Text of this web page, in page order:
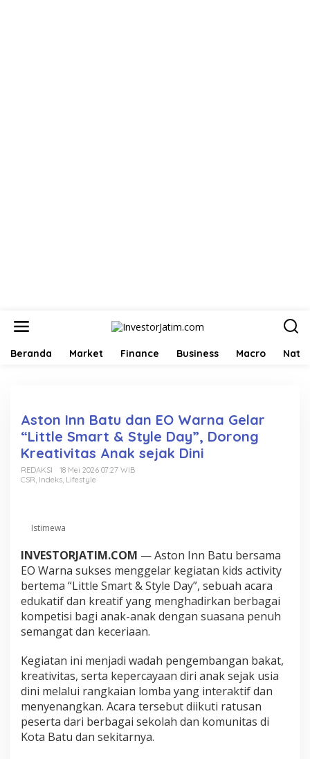
Beranda Market Finance Business Macro
Aston Inn Batu dan EO Warna Gelar
“Little Smart & Style Day”, Dorong
Kreativitas Anak sejak Dini
REDAKSI
18 Mei 2026 07:27 WIB
CSR, Indeks, Lifestyle
Istimewa
INVESTORJATIM.COM — Aston Inn Batu bersama
EO Warna sukses menggelar kegiatan kids activity
bertema “Little Smart & Style Day”, sebuah acara
edukatif dan kreatif yang menghadirkan berbagai
kompetisi bagi anak-anak dengan suasana penuh
semangat dan keceriaan.
Kegiatan ini menjadi wadah pengembangan bakat,
kreativitas, serta kepercayaan diri anak sejak usia
dini melalui rangkaian lomba yang interaktif dan
menyenangkan. Acara tersebut diikuti ratusan
peserta dari berbagai sekolah dan komunitas di
Kota Batu dan sekitarnya.